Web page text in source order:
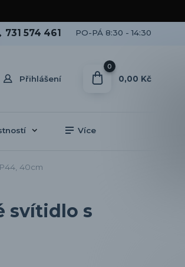
Přihlášení
731 574 461 PO-PÁ 8:30 - 14:30
0
0,00 Kč
Více
40cm
svítidlo s